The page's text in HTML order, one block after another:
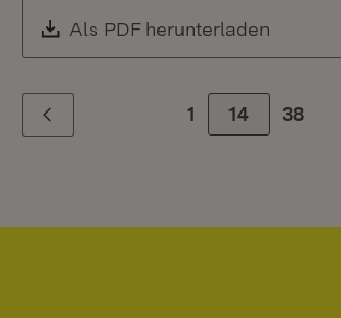
Download:
Als PDF herunterladen
Zurück 1 Zur Seite
14 38